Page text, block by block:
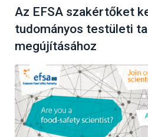
Az EFSA szakértőket
tudományos testületi
megújításához